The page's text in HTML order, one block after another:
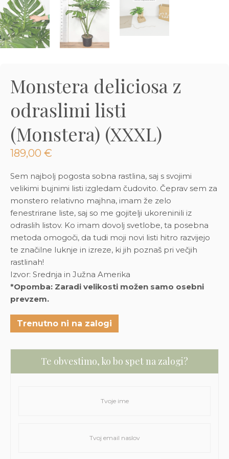
Monstera deliciosa z
odraslimi listi
(Monstera) (XXXL)
189,00 €
Sem najbolj pogosta sobna rastlina, saj s svojimi
velikimi bujnimi listi izgledam čudovito. Čeprav sem za
monstero relativno majhna, imam že zelo
fenestrirane liste, saj so me gojitelji ukoreninili iz
odraslih listov. Ko imam dovolj svetlobe, ta posebna
metoda omogoči, da tudi moji novi listi hitro razvijejo
te značilne luknje in izreze, ki jih poznaš pri večjih
rastlinah!
Izvor: Srednja in Južna Amerika
*Opomba: Zaradi velikosti možen samo osebni
prevzem.
Trenutno ni na zalogi
Te obvestimo, ko bo spet na zalogi?
€
Dodaj v košarico
Preberi prispevek